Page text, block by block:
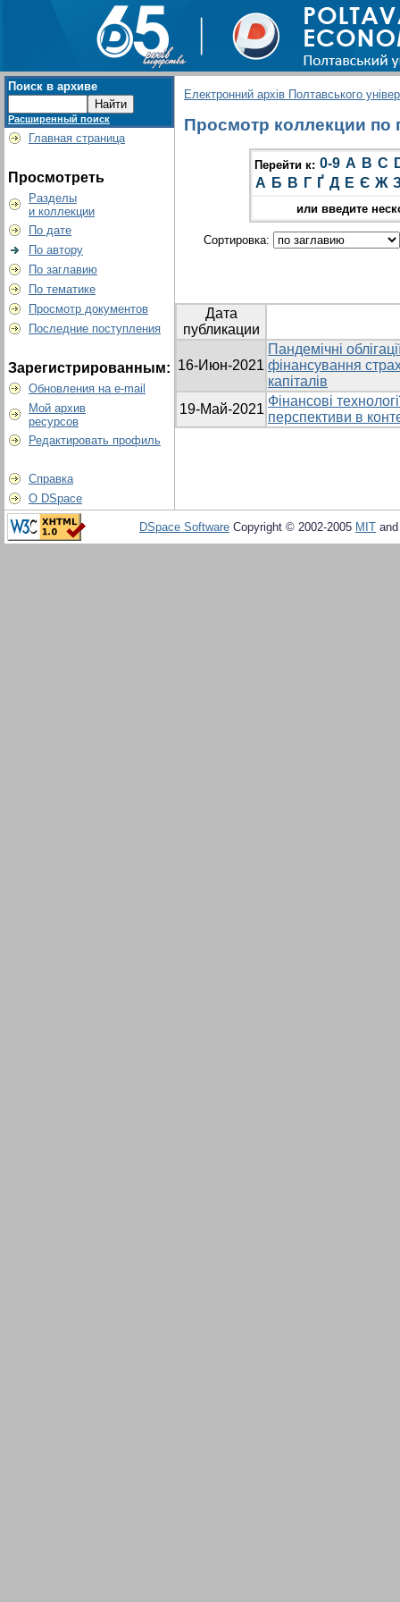
Поиск в архиве
Расширенный поиск
Главная страница
Просмотреть
Разделы
и коллекции
По дате
По автору
По заглавию
По тематике
Просмотр документов
Последние поступления
Зарегистрированным:
Обновления на e-mail
Мой архив
ресурсов
Редактировать профиль
Справка
О DSpace
Електронний архів Полтавського
Просмотр коллекции по
Перейти к: 0-9 A B C
А Б В Г Ґ Д Е Є Ж
или введите
Сортировка:
Дата
публикации
16-Июн-2021
Пандемічні
фінансування
капіталів
19-Май-2021
Фінансові
перспективи в
DSpace Software Copyright © 2002-2005 MIT